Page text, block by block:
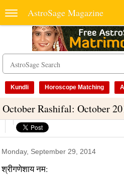
AstroSage Magazine
Kundli Horoscope Matching
October Rashifal: October
Monday, September 29, 2014
श्रीगणेशाय नम: